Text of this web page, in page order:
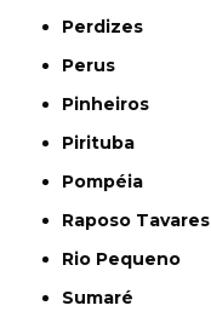
Perdizes
Perus
Pinheiros
Pirituba
Pompéia
Raposo Tavares
Rio Pequeno
Sumaré